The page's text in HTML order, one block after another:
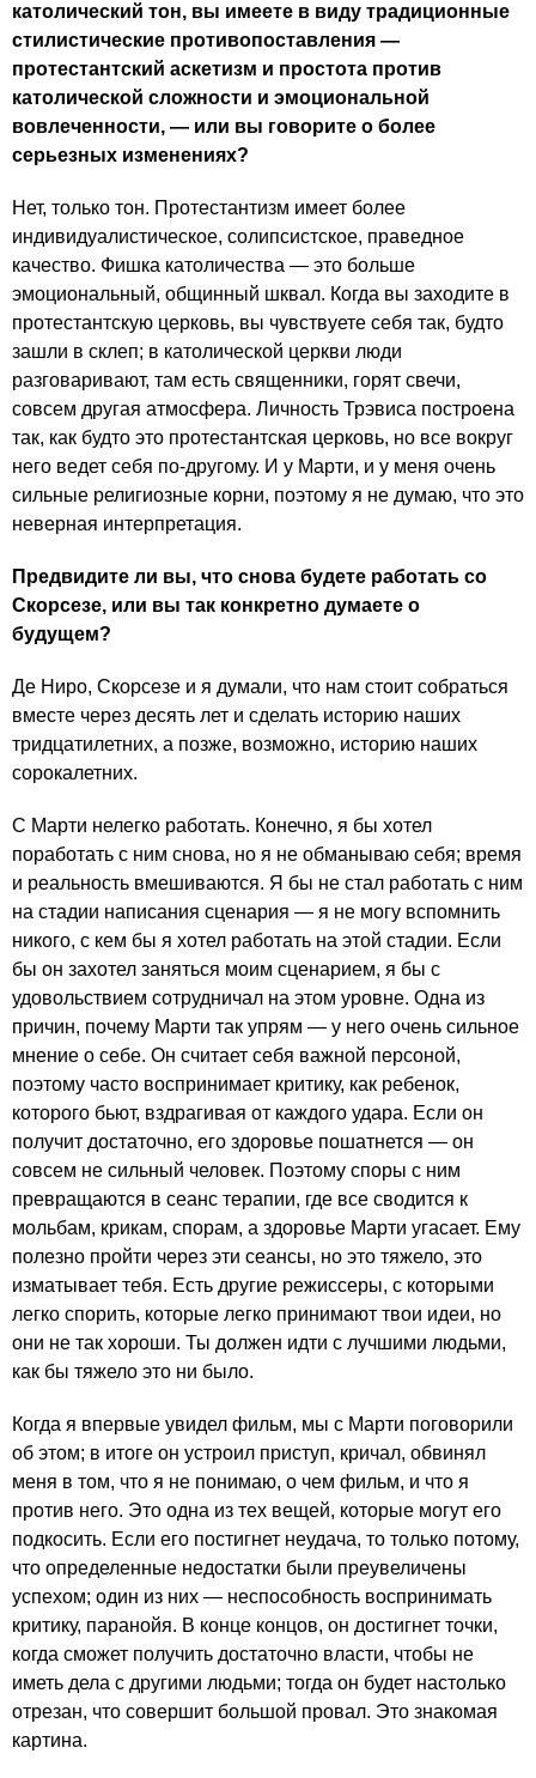
католический тон, вы имеете в виду традиционные
стилистические противопоставления —
протестантский аскетизм и простота против
католической сложности и эмоциональной
вовлеченности, — или вы говорите о более
серьезных изменениях?
Нет, только тон. Протестантизм имеет более
индивидуалистическое, солипсистское, праведное
качество. Фишка католичества — это больше
эмоциональный, общинный шквал. Когда вы заходите в
протестантскую церковь, вы чувствуете себя так, будто
зашли в склеп; в католической церкви люди
разговаривают, там есть священники, горят свечи,
совсем другая атмосфера. Личность Трэвиса построена
так, как будто это протестантская церковь, но все вокруг
него ведет себя по-другому. И у Марти, и у меня очень
сильные религиозные корни, поэтому я не думаю, что это
неверная интерпретация.
Предвидите ли вы, что снова будете работать со
Скорсезе, или вы так конкретно думаете о
будущем?
Де Ниро, Скорсезе и я думали, что нам стоит собраться
вместе через десять лет и сделать историю наших
тридцатилетних, а позже, возможно, историю наших
сорокалетних.
С Марти нелегко работать. Конечно, я бы хотел
поработать с ним снова, но я не обманываю себя; время
и реальность вмешиваются. Я бы не стал работать с ним
на стадии написания сценария — я не могу вспомнить
никого, с кем бы я хотел работать на этой стадии. Если
бы он захотел заняться моим сценарием, я бы с
удовольствием сотрудничал на этом уровне. Одна из
причин, почему Марти так упрям — у него очень сильное
мнение о себе. Он считает себя важной персоной,
поэтому часто воспринимает критику, как ребенок,
которого бьют, вздрагивая от каждого удара. Если он
получит достаточно, его здоровье пошатнется — он
совсем не сильный человек. Поэтому споры с ним
превращаются в сеанс терапии, где все сводится к
мольбам, крикам, спорам, а здоровье Марти угасает. Ему
полезно пройти через эти сеансы, но это тяжело, это
изматывает тебя. Есть другие режиссеры, с которыми
легко спорить, которые легко принимают твои идеи, но
они не так хороши. Ты должен идти с лучшими людьми,
как бы тяжело это ни было.
Когда я впервые увидел фильм, мы с Марти поговорили
об этом; в итоге он устроил приступ, кричал, обвинял
меня в том, что я не понимаю, о чем фильм, и что я
против него. Это одна из тех вещей, которые могут его
подкосить. Если его постигнет неудача, то только потому,
что определенные недостатки были преувеличены
успехом; один из них — неспособность воспринимать
критику, паранойя. В конце концов, он достигнет точки,
когда сможет получить достаточно власти, чтобы не
иметь дела с другими людьми; тогда он будет настолько
отрезан, что совершит большой провал. Это знакомая
картина.